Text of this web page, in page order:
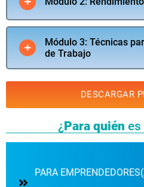
Módulo 3: Técnicas
de Trabajo
DESCARGAR
¿Para quién es
PARA